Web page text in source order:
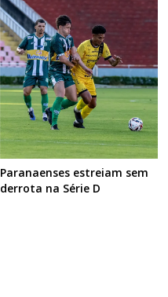
Paranaenses estreiam sem
derrota na Série D